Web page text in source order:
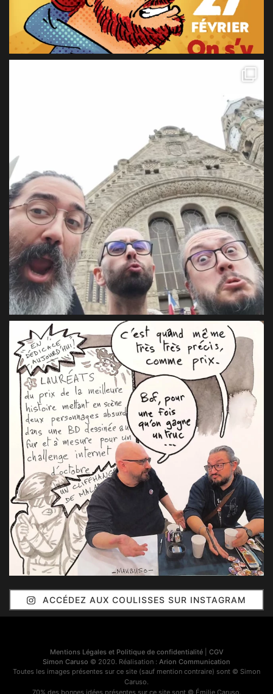
ACCÉDEZ AUX COULISSES SUR INSTAGRAM
Mentions Légales et Politique de confidentialité| CGV
Simon Caruso © 2020. Réalisation : Arion Communication
Toutes les images présentes sur ce site (sauf mention contraire) sont © Simon
Caruso.